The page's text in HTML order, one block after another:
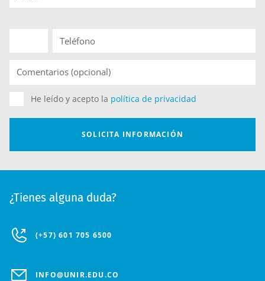
¿Tienes alguna duda?
(+57) 601 705 6500
INFO@UNIR.EDU.CO